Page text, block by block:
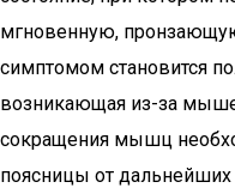
мгновенную,
симптомом становится
возникающая из-за
сокращения мышц
поясницы от